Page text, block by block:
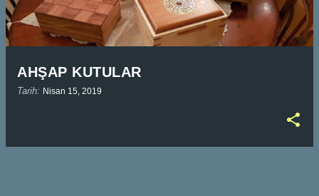
AHŞAP KUTULAR
Tarih: Nisan 15, 2019